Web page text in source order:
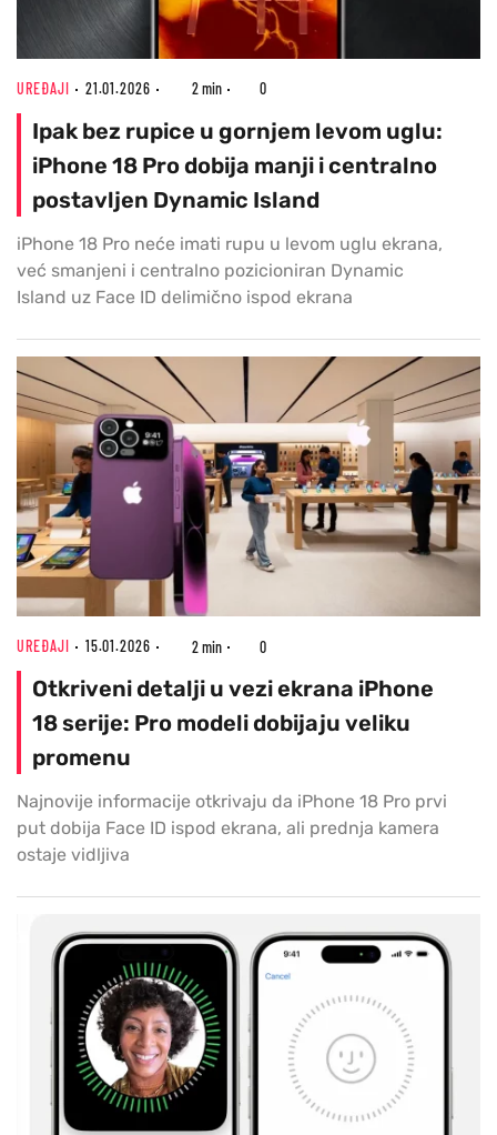
UREĐAJI 21.01.2026 2 min 0
Ipak bez rupice u gornjem levom uglu:
iPhone 18 Pro dobija manji i centralno
postavljen Dynamic Island
iPhone 18 Pro neće imati rupu u levom uglu ekrana,
već smanjeni i centralno pozicioniran Dynamic
Island uz Face ID delimično ispod ekrana
UREĐAJI 15.01.2026 2 min 0
Otkriveni detalji u vezi ekrana iPhone
18 serije: Pro modeli dobijaju veliku
promenu
Najnovije informacije otkrivaju da iPhone 18 Pro prvi
put dobija Face ID ispod ekrana, ali prednja kamera
ostaje vidljiva